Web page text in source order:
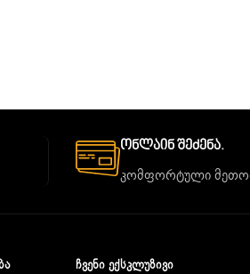
Ონლაინ Შეძენა.
კომფორტული
ᲩᲕᲔᲜᲘ ᲔᲥᲡᲙᲚᲣᲖᲘᲕᲘ